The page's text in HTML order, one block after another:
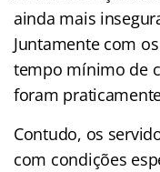
ainda mais
Juntamente com
tempo mínimo de
foram
Contudo, os
com condições